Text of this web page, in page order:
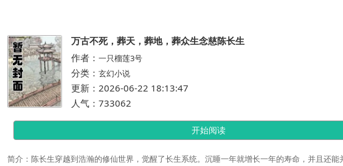
万古不死，葬天，葬地，葬众生念慈陈长生
作者： 一只榴莲3号
分类： 玄幻小说
更新：2026-06-22 18:13:47
人气：733062
开始阅读
简介：陈长生穿越到浩瀚的修仙世界，觉醒了长生系统。沉睡一年就增长一年的寿命，并且还